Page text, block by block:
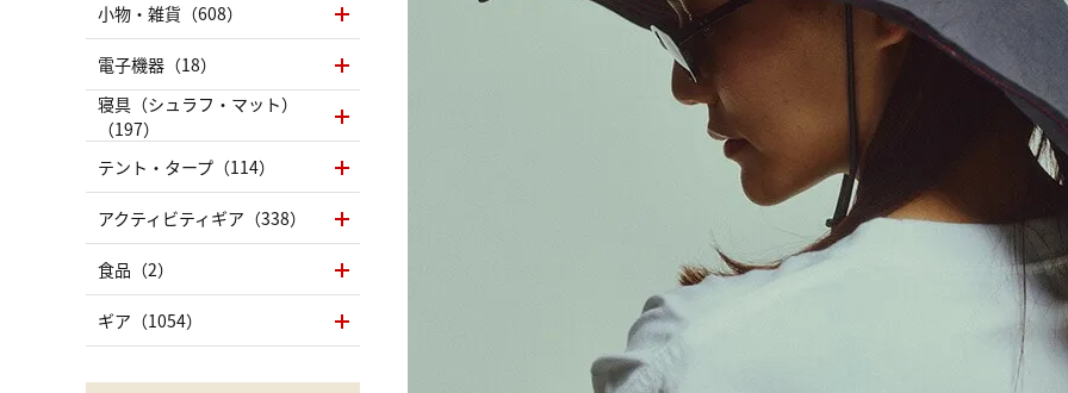
小物・雑貨（608）
電子機器（18）
寝具（シュラフ・マット）
（197）
テント・タープ（114）
アクティビティギア（338）
食品（2）
ギア（1054）